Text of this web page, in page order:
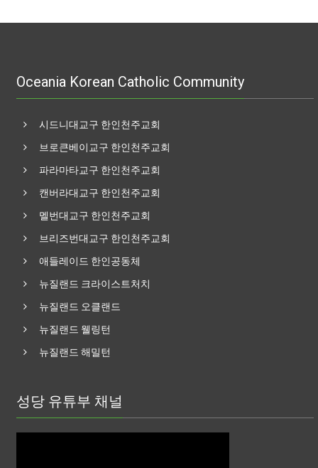
Oceania Korean Catholic Community
시드니대교구 한인천주교회
브로큰베이교구 한인천주교회
파라마타교구 한인천주교회
캔버라대교구 한인천주교회
멜번대교구 한인천주교회
브리즈번대교구 한인천주교회
애들레이드 한인공동체
뉴질랜드 크라이스트처치
뉴질랜드 오클랜드
뉴질랜드 웰링턴
뉴질랜드 해밀턴
성당 유튜부 채널